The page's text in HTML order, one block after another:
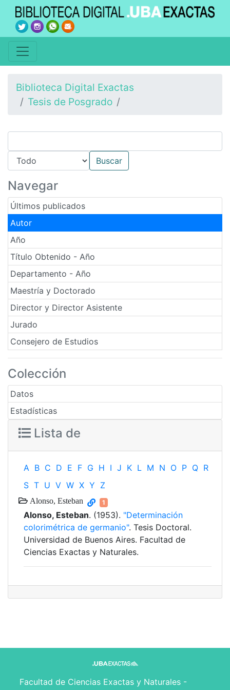
Biblioteca Digital Exactas
Tesis de Posgrado
Navegar
Últimos publicados
Autor
Año
Título Obtenido - Año
Departamento - Año
Maestría y Doctorado
Director y Director Asistente
Jurado
Consejero de Estudios
Colección
Datos
Estadísticas
Lista de
A B C D E F G H I J K L M N O P Q R
S T U V W X Y Z
Alonso, Esteban 1
Alonso, Esteban. (1953). "Determinación
colorimétrica de germanio". Tesis Doctoral.
Universidad de Buenos Aires. Facultad de
Ciencias Exactas y Naturales.
Facultad de Ciencias Exactas y Naturales -